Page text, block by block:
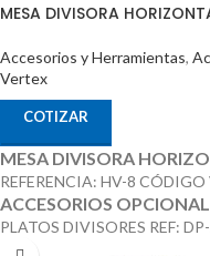
MESA DIVISORA
Accesorios y Herramientas,
Vertex
COTIZAR
MESA DIVISORA
REFERENCIA: HV-8
ACCESORIOS
PLATOS DIVISORES REF: